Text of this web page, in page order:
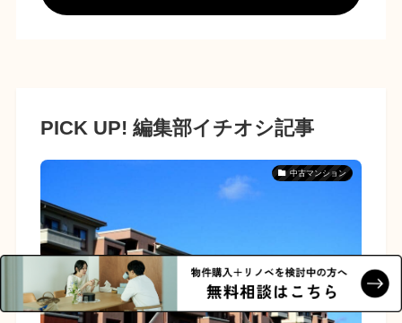
PICK UP! 編集部イチオシ記事
中古マンション